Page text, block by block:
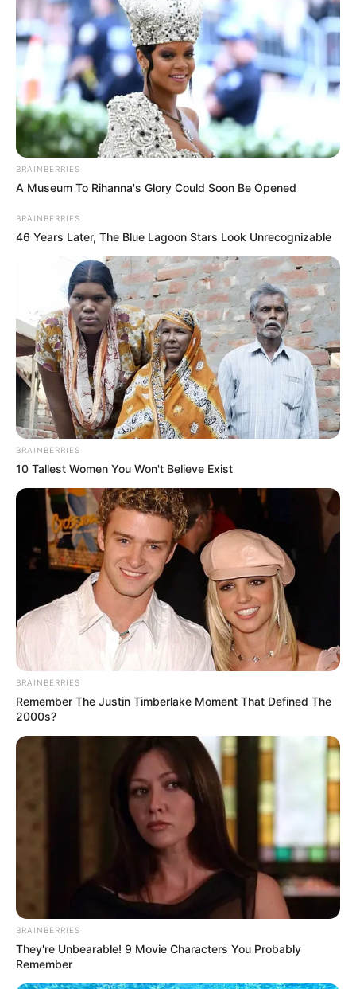
Η Εύβοια –και ειδικά ηΧαλκίδα– βρέθηκε
τα τελευταία χρόνια αντιμέτωπη με τρεις
υποθέσεις που πάγωσαν το Πανελλήνιο
Μαχαιριές, αίμα, σιωπές μετά τις σειρήνες.
Ζωές που κόπηκαν βίαια στη μέση, γειτονιές
που μίκρυναν από τον φόβο, πρόσωπα
καθημερινά που βρέθηκαν ξαφνικά στο
επίκεντρο αστυνομικών δελτίων. Τρία
περιστατικά, σε διαφορετικούς χρόνους και
συνθήκες, φωτίζουν μια ζοφερή πλευρά της
καθημερινότητας και θέτουν επίμονα
ερωτήματα για τα αίτια, τις ευθύνες και την
επόμενη μέρα.
Η καταγραφή που ακολουθεί βασίζεται σε
πληροφορίες. Στόχος δεν είναι η
σκανδαλοθηρία, αλλά η νηφάλια αποτύπωση
των γεγονότων και του αποτυπώματος τους
στην τοπική κοινωνία: ποιοι πλήρωσαν το
τίμημα, πώς αντέδρασε η πόλη, τι μένει όταν
σβήσουν τα φώτα των περιπολικών.
Η δολοφονία της 63χρονης στη
Χαλκίδα – Πέντε μαχαιριές για λίγα
χρήματα
Μεσημέρι Παρασκευής, αρχές Μαΐου 2024.
Μια 63χρονη γυναίκα με κινητικά
BRAINBERRIES
A Museum To Rihanna's Glory Could Soon Be Opened
BRAINBERRIES
46 Years Later, The Blue Lagoon Stars Look Unrecognizable
BRAINBERRIES
10 Tallest Women You Won't Believe Exist
BRAINBERRIES
Remember The Justin Timberlake Moment That Defined The
2000s?
BRAINBERRIES
They're Unbearable! 9 Movie Characters You Probably
Remember